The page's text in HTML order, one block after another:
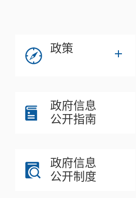
政策
政府信息
公开指南
政府信息
公开制度